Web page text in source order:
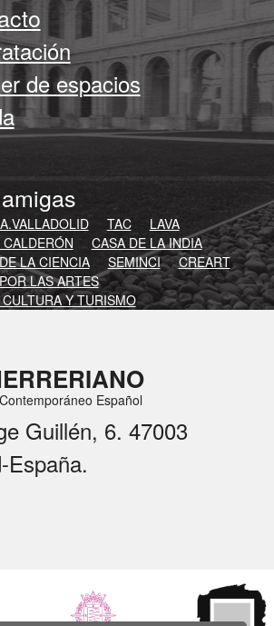
de espacios
TAC
LAVA
CASA DE LA INDIA
LA CIENCIA
SEMINCI
CREART
LAS ARTES
Y TURISMO
Español
Guillén, 6. 47003
España.